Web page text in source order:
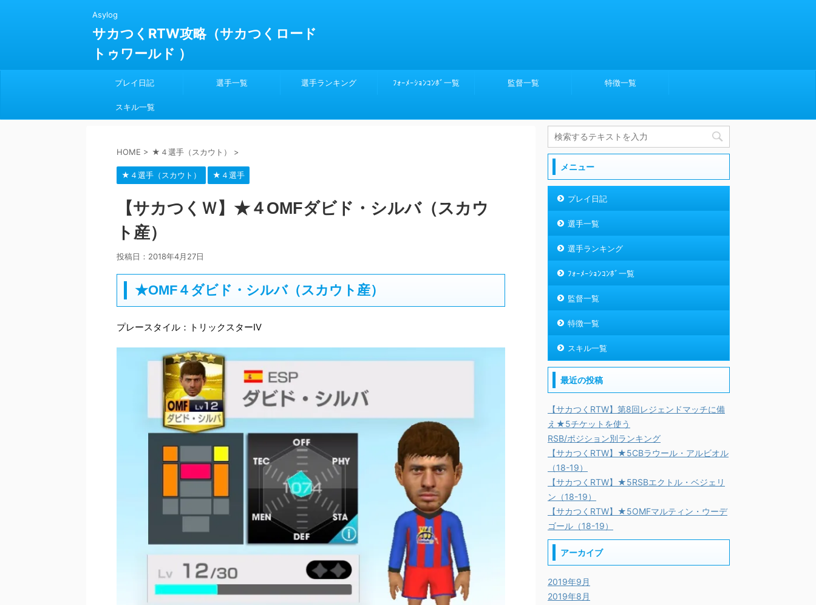
Asylog
サカつくRTW攻略（サカつくロード
トゥワールド ）
プレイ日記 選手一覧 選手ランキング ﾌｫｰﾒｰｼｮﾝｺﾝﾎﾞ一覧 監督一覧 特徴一覧
スキル一覧
HOME > ★４選手（スカウト） >
★４選手（スカウト） ★４選手
【サカつくＷ】★４OMFダビド・シルバ（スカウ
ト産）
投稿日： 2018年4月27日
★OMF４ダビド・シルバ（スカウト産）
プレースタイル：トリックスターⅣ
メニュー
プレイ日記
選手一覧
選手ランキング
ﾌｫｰﾒｰｼｮﾝｺﾝﾎﾞ一覧
監督一覧
特徴一覧
スキル一覧
最近の投稿
【サカつくRTW】第8回レジェンドマッチに備
え★5チケットを使う
RSB/ポジション別ランキング
【サカつくRTW】★5CBラウール・アルビオル
（18-19）
【サカつくRTW】★5RSBエクトル・ベジェリ
ン（18-19）
【サカつくRTW】★5OMFマルティン・ウーデ
ゴール（18-19）
アーカイブ
2019年9月
2019年8月